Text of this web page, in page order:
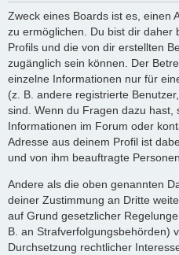
Zweck eines Boards ist es, einen
zu ermöglichen. Du bist dir daher
Profils und die von dir erstellten
zugänglich sein können. Der
einzelne Informationen nur für
(z. B. andere registrierte
sind. Wenn du Fragen dazu hast,
Informationen im Forum oder
Adresse aus deinem Profil ist
und von ihm beauftragte
Andere als die oben genannten
deiner Zustimmung an Dritte
auf Grund gesetzlicher
B. an Strafverfolgungsbehörden)
Durchsetzung rechtlicher